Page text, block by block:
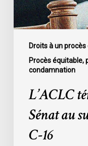
Droits à un
Procès équitable,
condamnation
projet
de
L’ACLC
Sénat au
C-16